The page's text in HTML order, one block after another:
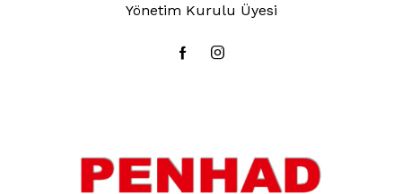
Yönetim Kurulu Üyesi